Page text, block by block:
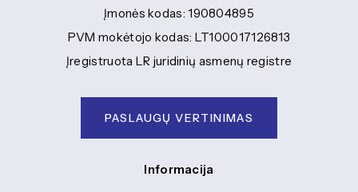
Įmonės kodas: 190804895
PVM mokėtojo kodas: LT100017126813
Įregistruota LR juridinių asmenų registre
PASLAUGŲ VERTINIMAS
Informacija